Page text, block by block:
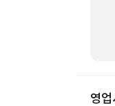
영